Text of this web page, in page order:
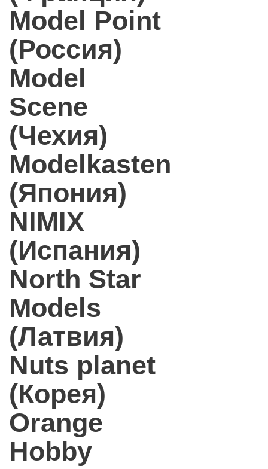
Model Point
(Россия)
Model
Scene
(Чехия)
Modelkasten
(Япония)
NIMIX
(Испания)
North Star
Models
(Латвия)
Nuts planet
(Корея)
Orange
Hobby